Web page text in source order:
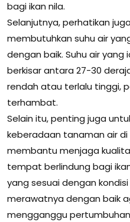
bagi ikan nila.
Selanjutnya, perhatikan
membutuhkan suhu air
dengan baik. Suhu air yang
berkisar antara 27-30
rendah atau terlalu tinggi,
terhambat.
Selain itu, penting juga
keberadaan tanaman air
membantu menjaga
tempat berlindung bagi
yang sesuai dengan
merawatnya dengan baik
mengganggu pertumbuhan